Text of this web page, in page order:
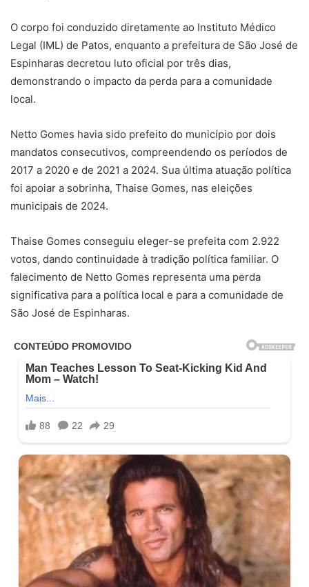
O corpo foi conduzido diretamente ao Instituto Médico
Legal (IML) de Patos, enquanto a prefeitura de São José de
Espinharas decretou luto oficial por três dias,
demonstrando o impacto da perda para a comunidade
local.
Netto Gomes havia sido prefeito do município por dois
mandatos consecutivos, compreendendo os períodos de
2017 a 2020 e de 2021 a 2024. Sua última atuação política
foi apoiar a sobrinha, Thaise Gomes, nas eleições
municipais de 2024.
Thaise Gomes conseguiu eleger-se prefeita com 2.922
votos, dando continuidade à tradição política familiar. O
falecimento de Netto Gomes representa uma perda
significativa para a política local e para a comunidade de
São José de Espinharas.